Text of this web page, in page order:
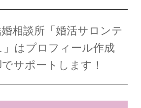
相談所「婚活サロンテ
はプロフィール作成
サポートします！